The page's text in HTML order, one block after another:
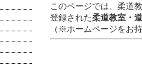
このページでは、柔道
登録された柔道教室・
（※ホームページをお